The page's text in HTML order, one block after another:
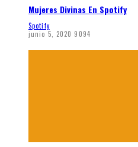
Mujeres Divinas En Spotify
Spotify
junio 5, 2020 9094